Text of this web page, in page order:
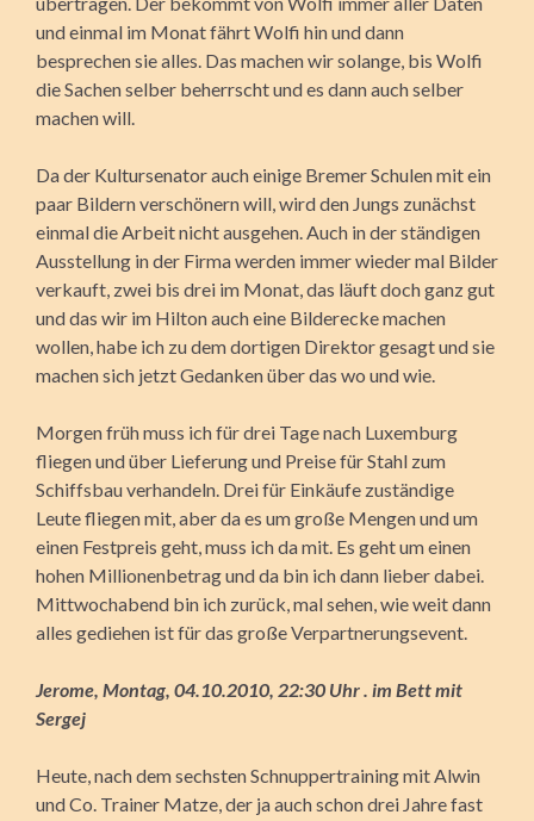
und einmal im Monat fährt Wolfi hin und dann
besprechen sie alles. Das machen wir solange, bis Wolfi
die Sachen selber beherrscht und es dann auch selber
machen will.
Da der Kultursenator auch einige Bremer Schulen mit ein
paar Bildern verschönern will, wird den Jungs zunächst
einmal die Arbeit nicht ausgehen. Auch in der ständigen
Ausstellung in der Firma werden immer wieder mal Bilder
verkauft, zwei bis drei im Monat, das läuft doch ganz gut
und das wir im Hilton auch eine Bilderecke machen
wollen, habe ich zu dem dortigen Direktor gesagt und sie
machen sich jetzt Gedanken über das wo und wie.
Morgen früh muss ich für drei Tage nach Luxemburg
fliegen und über Lieferung und Preise für Stahl zum
Schiffsbau verhandeln. Drei für Einkäufe zuständige
Leute fliegen mit, aber da es um große Mengen und um
einen Festpreis geht, muss ich da mit. Es geht um einen
hohen Millionenbetrag und da bin ich dann lieber dabei.
Mittwochabend bin ich zurück, mal sehen, wie weit dann
alles gediehen ist für das große Verpartnerungsevent.
Jerome, Montag, 04.10.2010, 22:30 Uhr . im Bett mit
Sergej
Heute, nach dem sechsten Schnuppertraining mit Alwin
und Co. Trainer Matze, der ja auch schon drei Jahre fast